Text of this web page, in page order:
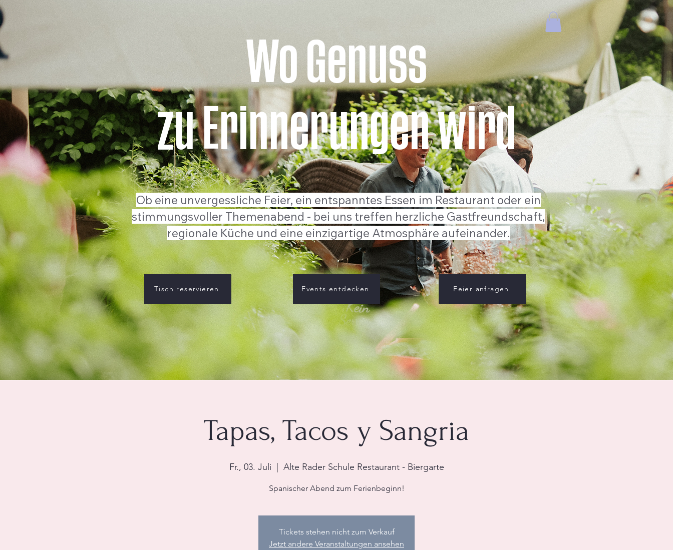
Wo Genuss
zu Erinnerungen wird
Ob eine unvergessliche Feier, ein entspanntes Essen im Restaurant oder ein
stimmungsvoller Themenabend - bei uns treffen herzliche Gastfreundschaft,
regionale Küche und eine einzigartige Atmosphäre aufeinander.
Tisch reservieren Events entdecken Feier anfragen
Tapas, Tacos y Sangria
Fr., 03. Juli Alte Rader Schule Restaurant - Biergarte
Spanischer Abend zum Ferienbeginn!
Tickets stehen nicht zum Verkauf
Jetzt andere Veranstaltungen ansehen